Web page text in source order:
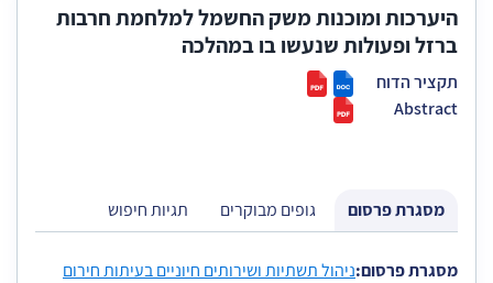
היערכות ומוכנות משק החשמל למלחמת חרבות
ברזל ופעולות שנעשו בו במהלכה
תקציר הדוח
Abstract
מסגרת פרסום גופים מבוקרים תגיות חיפוש
הגעת לתוכן כרטיסייה על מנת להמשיך בנייוט דלג עם החיצים למטה
מסגרת פרסום:ניהול תשתיות ושירותים חיוניים בעיתות חירום